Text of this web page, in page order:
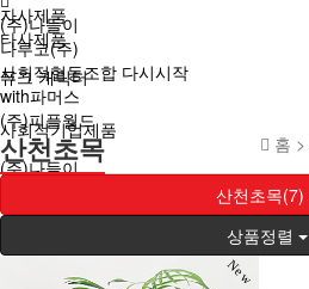
자사제품
타사제품
퓨그 캐릭터
사회적기업제품
(주)나들이
사회적협동조합 다시시작
(주)피플월드
(주)나들이
나루코(주)
사회적협동조합 다시시작
with파머스
(주)피플월드
홈 >
산천초목
산천초목(7)
상품정렬
New